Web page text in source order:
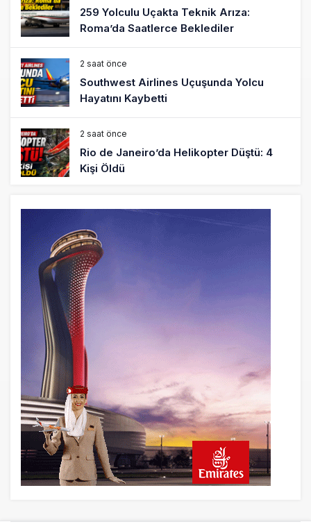
259 Yolculu Uçakta Teknik Arıza:
Roma’da Saatlerce Beklediler
2 saat önce
Southwest Airlines Uçuşunda Yolcu
Hayatını Kaybetti
2 saat önce
Rio de Janeiro’da Helikopter Düştü: 4
Kişi Öldü
Uçak Bakımında Yetki Kimde Olmalı?
Havacılıkta İyi Hakem Oyunu Kendi
Oynamaz
12 saat önce
Savunma Sanayiinde Yeni Silah: Seri
Üretim Kapasitesi
12 saat önce
Yerli ve milli turizme yabancı kıskacı!
Türkiye’de sadece 50 kişide var İkinci
arabanı sat, ‘pır pır’ uçak al!
12 saat önce
Havacılıkta Rekor Keyfi, Kârlılıkta
Darboğazın Gerçek Yüzü!
23 saat önce
A321P2F ile Başlayacak